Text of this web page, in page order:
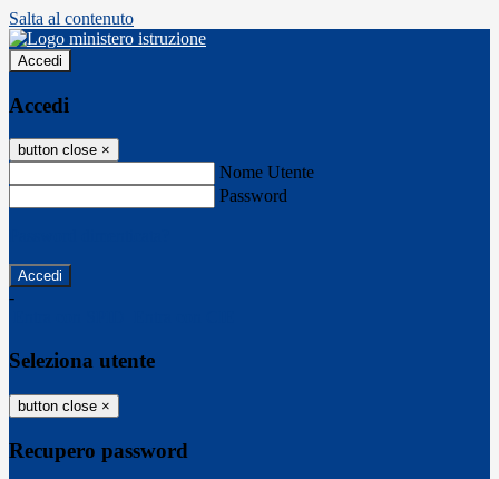
Salta al contenuto
Accedi
Accedi
button close ×
Nome Utente
Password
-
Seleziona utente
button close ×
Recupero password